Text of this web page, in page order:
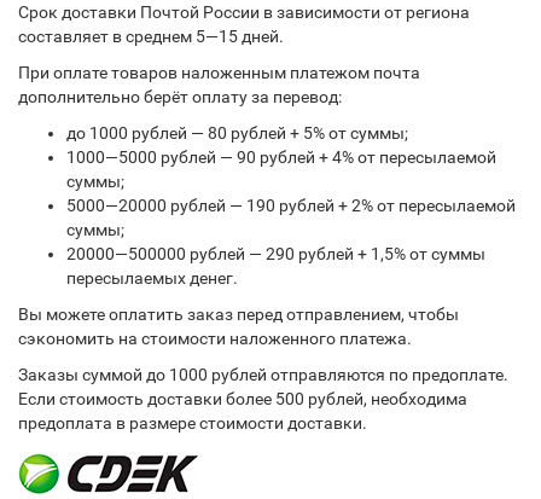
Срок доставки Почтой России в зависимости от региона
составляет в среднем 5—15 дней.
При оплате товаров наложенным платежом почта
дополнительно берёт оплату за перевод:
до 1000 рублей — 80 рублей + 5% от суммы;
1000—5000 рублей — 90 рублей + 4% от пересылаемой
суммы;
5000—20000 рублей — 190 рублей + 2% от пересылаемой
суммы;
20000—500000 рублей — 290 рублей + 1,5% от суммы
пересылаемых денег.
Вы можете оплатить заказ перед отправлением, чтобы
сэкономить на стоимости наложенного платежа.
Заказы суммой до 1000 рублей отправляются по предоплате.
Если стоимость доставки более 500 рублей, необходима
предоплата в размере стоимости доставки.